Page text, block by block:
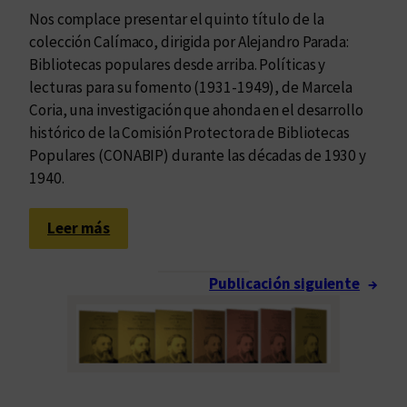
n
d
e
l
a
o
b
a
c
o
l
e
t
t
a
p
o
r
e
l
o
r
c
i
Nos complace presentar el quinto título de la
colección Calímaco, dirigida por Alejandro Parada:
Bibliotecas populares desde arriba. Políticas y
lecturas para su fomento (1931-1949), de Marcela
Coria, una investigación que ahonda en el desarrollo
histórico de la Comisión Protectora de Bibliotecas
Populares (CONABIP) durante las décadas de 1930 y
1940.
Leer más:
B
l
i
o
Publicación siguiente →